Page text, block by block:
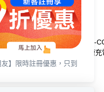
BQ-CC55
4槽充電器
pro 3號鎳氫
Panasonic BQ-
疾速智控型4槽充
+ eneloop pro 4
NT$1,790
友】限時註冊優惠，只到